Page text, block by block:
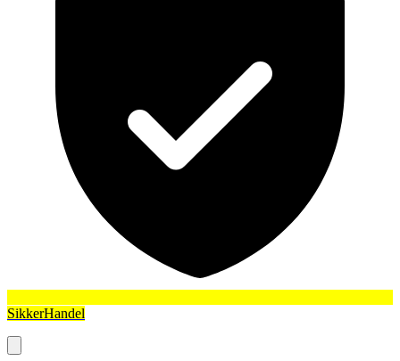
SikkerHandel